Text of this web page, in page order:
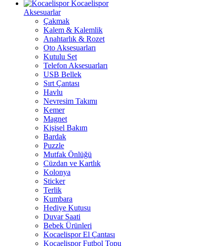
Kocaelispor
Aksesuarlar
Çakmak
Kalem & Kalemlik
Anahtarlık & Rozet
Oto Aksesuarları
Kutulu Set
Telefon Aksesuarları
USB Bellek
Sırt Çantası
Havlu
Nevresim Takımı
Kemer
Magnet
Kişisel Bakım
Bardak
Puzzle
Mutfak Önlüğü
Cüzdan ve Kartlık
Kolonya
Sticker
Terlik
Kumbara
Hediye Kutusu
Duvar Saati
Bebek Ürünleri
Kocaelispor El Çantası
Kocaelispor Futbol Topu